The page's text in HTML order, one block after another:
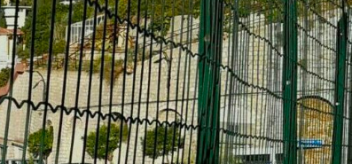
CONTRÔLE
À UNE
OFFRES DE STAGE ET D’EMPLOI
RESTER INFORMÉ·E